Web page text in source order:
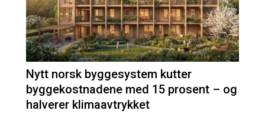
Nytt norsk byggesystem kutter
byggekostnadene med 15 prosent – og
halverer klimaavtrykket